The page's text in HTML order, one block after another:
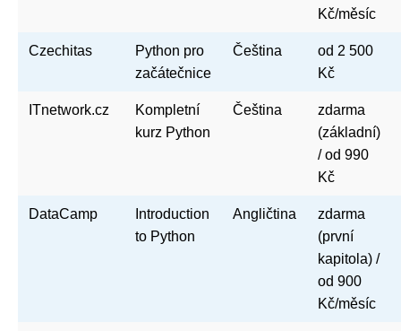
Kč/měsíc
Czechitas
Python pro
začátečnice
Čeština
od 2 500
Kč
ITnetwork.cz
Kompletní
kurz Python
Čeština
zdarma
(základní)
/ od 990
Kč
DataCamp
Introduction
to Python
Angličtina
zdarma
(první
kapitola) /
od 900
Kč/měsíc